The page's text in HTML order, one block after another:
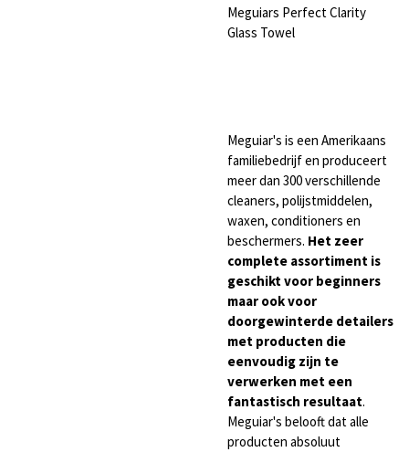
Meguiars Perfect Clarity
Glass Towel
Meguiar's is een Amerikaans
familiebedrijf en produceert
meer dan 300 verschillende
cleaners, polijstmiddelen,
waxen, conditioners en
beschermers. Het zeer
complete assortiment is
geschikt voor beginners
maar ook voor
doorgewinterde detailers
met producten die
eenvoudig zijn te
verwerken met een
fantastisch resultaat.
Meguiar's belooft dat alle
producten absoluut